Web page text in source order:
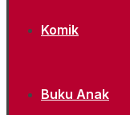
Komik
Buku Anak